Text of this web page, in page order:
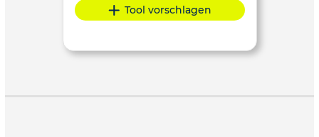
Tool vorschlagen